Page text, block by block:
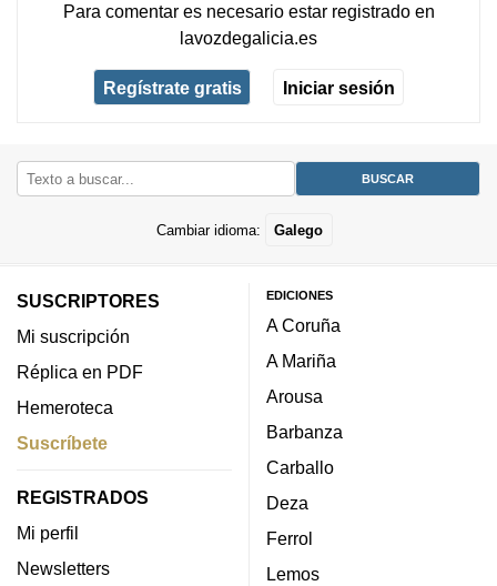
Para comentar es necesario estar registradoen
lavozdegalicia.es
Regístrate gratis Iniciar sesión
Cambiar idioma: Galego
SUSCRIPTORES
Mi suscripción
Réplica en PDF
Hemeroteca
Suscríbete
REGISTRADOS
Mi perfil
Newsletters
EDICIONES
A Coruña
A Mariña
Arousa
Barbanza
Carballo
Deza
Ferrol
Lemos